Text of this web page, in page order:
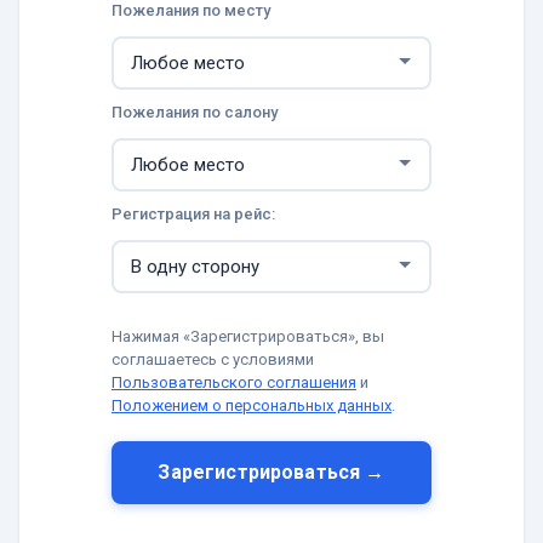
Пожелания по месту
Пожелания по салону
Регистрация на рейс:
Нажимая «Зарегистрироваться», вы
соглашаетесь с условиями
Пользовательского соглашения и
Положением о персональных данных.
Зарегистрироваться →